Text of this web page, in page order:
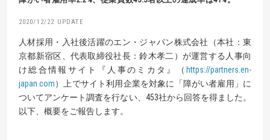
2020/12/22
人材採用・入社後活躍のエン・ジャパン株式会社（本社：東
京都新宿区、代表取締役社長：鈴木孝二）が運営する人事向
け総合情報サイト『人事のミカタ』（ https://partners.en-
japan.com）上でサイト利用企業を対象に「障がい者雇用」に
ついてアンケート調査を行ない、453社から回答を得ました。
以下、概要をご報告します。